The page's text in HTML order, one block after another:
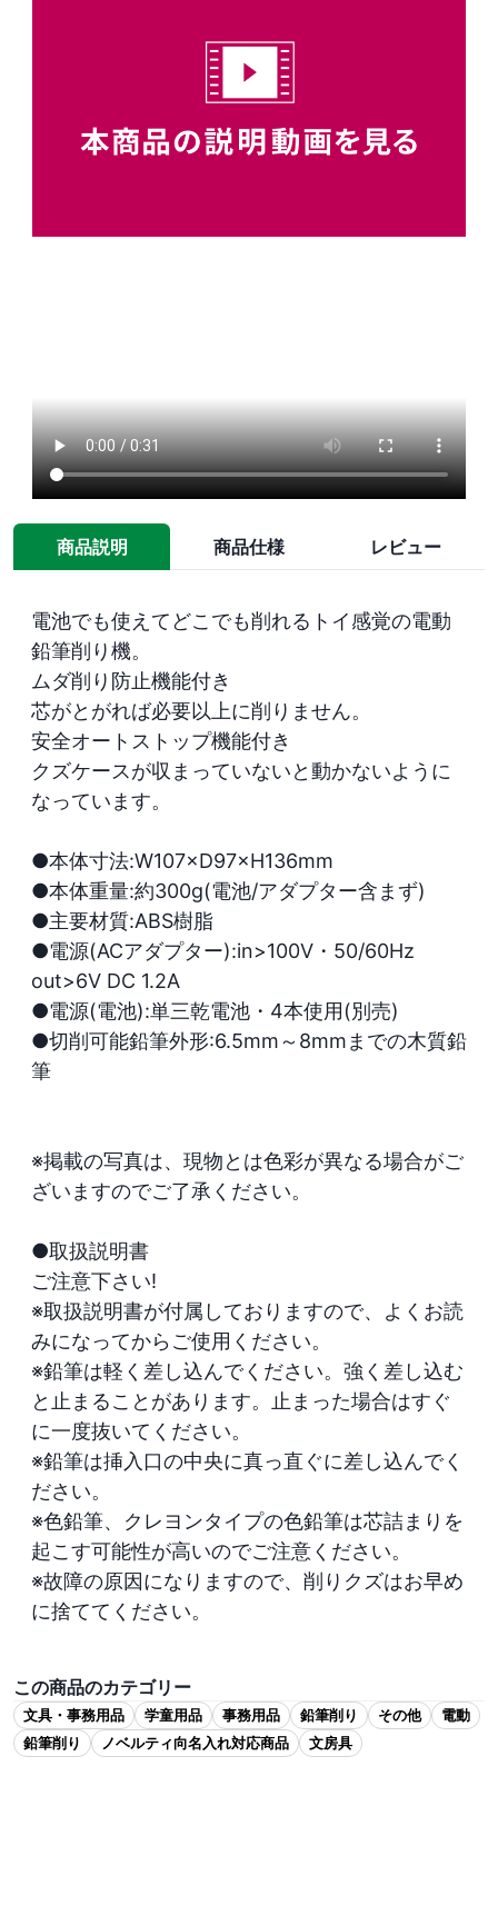
商品説明 商品仕様 レビュー
電池でも使えてどこでも削れるトイ感覚の電動
鉛筆削り機。
ムダ削り防止機能付き
芯がとがれば必要以上に削りません。
安全オートストップ機能付き
クズケースが収まっていないと動かないように
なっています。
●本体寸法:W107×D97×H136mm
●本体重量:約300g(電池/アダプター含まず)
●主要材質:ABS樹脂
●電源(ACアダプター):in>100V・50/60Hz
out>6V DC 1.2A
●電源(電池):単三乾電池・4本使用(別売)
●切削可能鉛筆外形:6.5mm～8mmまでの木質鉛
筆
※掲載の写真は、現物とは色彩が異なる場合がご
ざいますのでご了承ください。
●取扱説明書
ご注意下さい!
※取扱説明書が付属しておりますので、よくお読
みになってからご使用ください。
※鉛筆は軽く差し込んでください。強く差し込む
と止まることがあります。止まった場合はすぐ
に一度抜いてください。
※鉛筆は挿入口の中央に真っ直ぐに差し込んでく
ださい。
※色鉛筆、クレヨンタイプの色鉛筆は芯詰まりを
起こす可能性が高いのでご注意ください。
※故障の原因になりますので、削りクズはお早め
に捨ててください。
この商品のカテゴリー
文具・事務用品 学童用品 事務用品 鉛筆削り その他
電動
鉛筆削り
ノベルティ向名入れ対応商品 文房具